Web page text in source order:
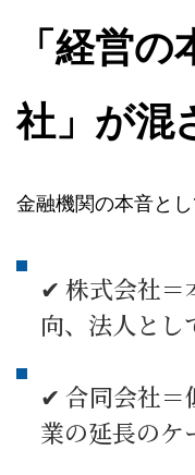
「経営
社」が混
金融機関の本音とし
✔ 株式会社＝
向、法人とし
✔ 合同会社＝
業の延長のケ